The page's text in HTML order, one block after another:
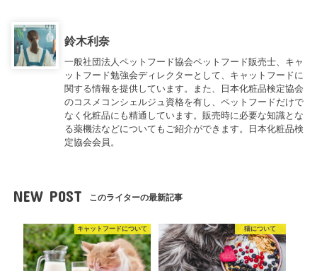
鈴木利奈
一般社団法人ペットフード協会ペットフード販売士、キャ
ットフード勉強会ディレクターとして、キャットフードに
関する情報を提供しています。また、日本化粧品検定協会
のコスメコンシェルジュ資格を有し、ペットフードだけで
なく化粧品にも精通しています。販売時に必要な知識とな
る薬機法などについてもご紹介ができます。日本化粧品検
定協会会員。
NEW POST このライターの最新記事
キャットフードについて 猫について